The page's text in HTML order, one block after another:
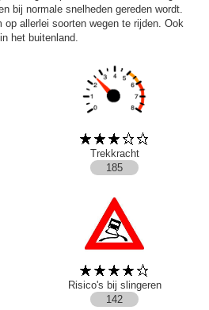
bij normale snelheden gereden wordt.
allerlei soorten wegen te rijden. Ook
het buitenland.
Trekkracht
185
Risico's bij slingeren
142